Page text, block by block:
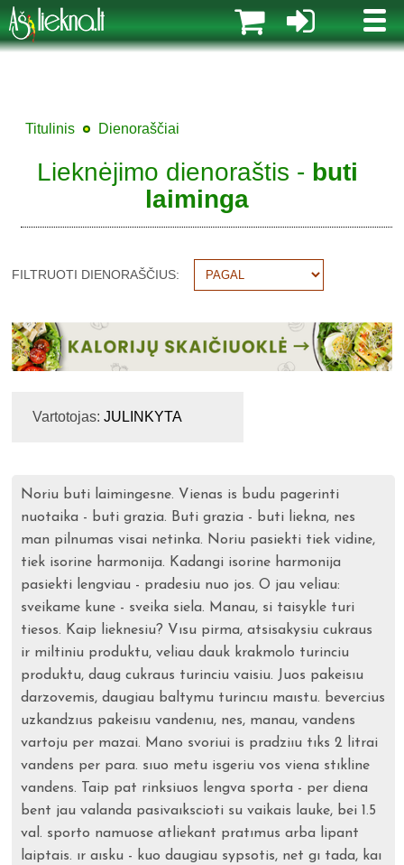
MENIU
Titulinis Dienoraščiai
Lieknėjimo dienoraštis - buti
laiminga
FILTRUOTI DIENORAŠČIUS:
Vartotojas:JULINKYTA
Noriu buti laimingesne. Vienas is budu pagerinti
nuotaika - buti grazia. Buti grazia - buti liekna, nes
man pilnumas visai netinka. Noriu pasiekti tiek vidine,
tiek isorine harmonija. Kadangi isorine harmonija
pasiekti lengviau - pradesiu nuo jos. O jau veliau:
sveikame kune - sveika siela. Manau, si taisykle turi
tiesos. Kaip lieknesiu? Vısu pirma, atsisakysiu cukraus
ir miltiniu produktu, veliau dauk krakmolo turinciu
produktu, daug cukraus turinciu vaisiu. Juos pakeisıu
darzovemis, daugiau baltymu turincıu maıstu. bevercius
uzkandzıus pakeisıu vandenıu, nes, manau, vandens
vartoju per mazai. Mano svoriui is pradziıu tıks 2 litrai
vandens per para. sıuo metu isgeriu vos viena stıkline
vandens. Taip pat rinksiuos lengva sporta - per diena
bent jau valanda pasivaıkscioti su vaikais lauke, bei 1.5
val. sporto namuose atliekant pratımus arba lipant
laiptais. ır aısku - kuo daugiau sypsotis, net gı tada, kaı